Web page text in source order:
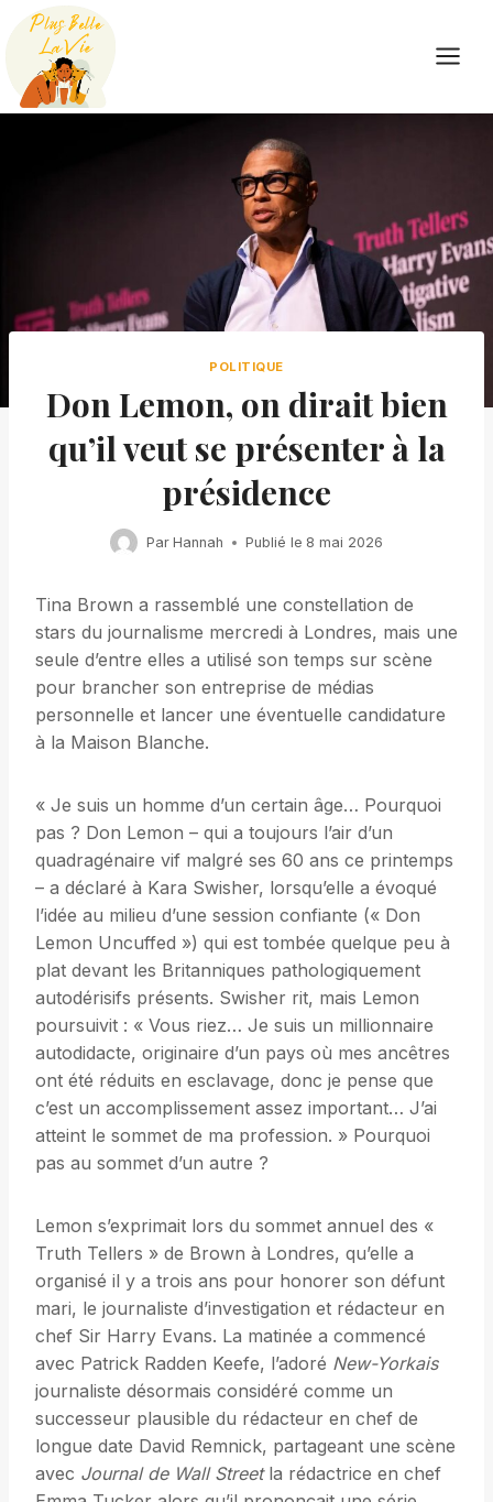
Skip
content
POLITIQUE
Don Lemon, on dirait bien
qu’il veut se présenter à la
présidence
Par Hannah Publié le 8 mai 2026
Tina Brown a rassemblé une constellation de
stars du journalisme mercredi à Londres, mais une
seule d’entre elles a utilisé son temps sur scène
pour brancher son entreprise de médias
personnelle et lancer une éventuelle candidature
à la Maison Blanche.
« Je suis un homme d’un certain âge… Pourquoi
pas ? Don Lemon – qui a toujours l’air d’un
quadragénaire vif malgré ses 60 ans ce printemps
– a déclaré à Kara Swisher, lorsqu’elle a évoqué
l’idée au milieu d’une session confiante (« Don
Lemon Uncuffed ») qui est tombée quelque peu à
plat devant les Britanniques pathologiquement
autodérisifs présents. Swisher rit, mais Lemon
poursuivit : « Vous riez… Je suis un millionnaire
autodidacte, originaire d’un pays où mes ancêtres
ont été réduits en esclavage, donc je pense que
c’est un accomplissement assez important… J’ai
atteint le sommet de ma profession. » Pourquoi
pas au sommet d’un autre ?
Lemon s’exprimait lors du sommet annuel des «
Truth Tellers » de Brown à Londres, qu’elle a
organisé il y a trois ans pour honorer son défunt
mari, le journaliste d’investigation et rédacteur en
chef Sir Harry Evans. La matinée a commencé
avec Patrick Radden Keefe, l’adoré New-Yorkais
journaliste désormais considéré comme un
successeur plausible du rédacteur en chef de
longue date David Remnick, partageant une scène
avec Journal de Wall Streetla rédactrice en chef